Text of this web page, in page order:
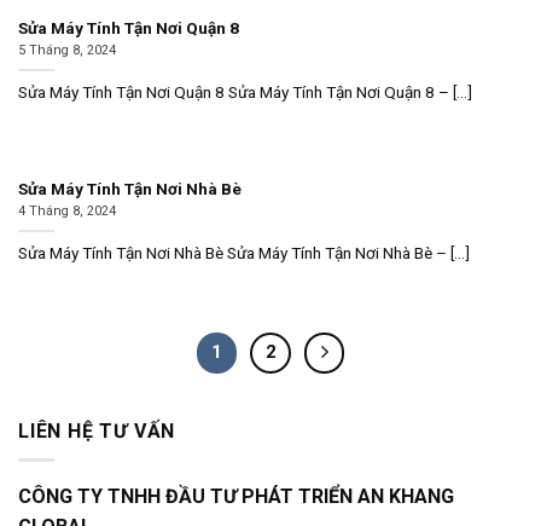
Sửa Máy Tính Tận Nơi Quận 8
5 Tháng 8, 2024
Sửa Máy Tính Tận Nơi Quận 8 Sửa Máy Tính Tận Nơi Quận 8 – [...]
Sửa Máy Tính Tận Nơi Nhà Bè
4 Tháng 8, 2024
Sửa Máy Tính Tận Nơi Nhà Bè Sửa Máy Tính Tận Nơi Nhà Bè – [...]
1 2
LIÊN HỆ TƯ VẤN
CÔNG TY TNHH ĐẦU TƯ PHÁT TRIỂN AN KHANG